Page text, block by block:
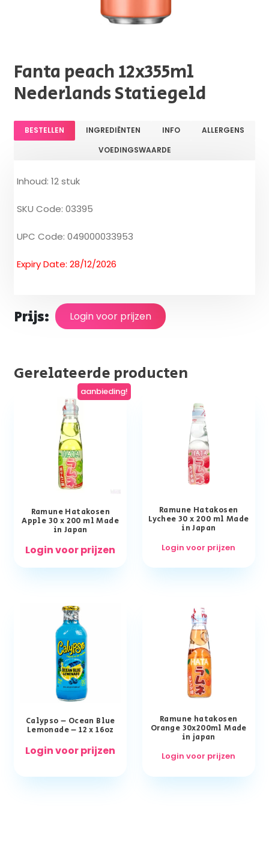
Fanta peach 12x355ml
Nederlands Statiegeld
BESTELLEN INGREDIËNTEN INFO
ALLERGENS
VOEDINGSWAARDE
Inhoud: 12 stuk
SKU Code: 03395
UPC Code: 049000033953
Expiry Date: 28/12/2026
Prijs: Login voor prijzen
Gerelateerde producten
aanbieding!
Ramune Hatakosen
Apple 30 x 200 ml Made
in Japan
Login voor prijzen
Ramune Hatakosen
Lychee 30 x 200 ml Made
in Japan
Login voor prijzen
Calypso – Ocean Blue
Lemonade – 12 x 16oz
Login voor prijzen
Ramune hatakosen
Orange 30x200ml Made
in japan
Login voor prijzen